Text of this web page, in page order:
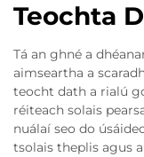
Teochta
Tá an ghné a
aimseartha a
teocht dath a rialú
réiteach solais
nuálaí seo do
tsolais theplis agus